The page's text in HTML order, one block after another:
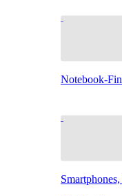
Notebook-